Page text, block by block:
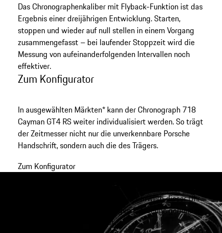
Das Chronographenkaliber mit Flyback-Funktion ist das
Ergebnis einer dreijährigen Entwicklung. Starten,
stoppen und wieder auf null stellen in einem Vorgang
zusammengefasst – bei laufender Stoppzeit wird die
Messung von aufeinanderfolgenden Intervallen noch
effektiver.
Zum Konfigurator
In ausgewählten Märkten* kann der Chronograph 718
Cayman GT4 RS weiter individualisiert werden. So trägt
der Zeitmesser nicht nur die unverkennbare Porsche
Handschrift, sondern auch die des Trägers.
Zum Konfigurator
Bitte berücksichtigen Sie, dass der Erwerb dieser Uhr
an den Besitz des dazugehörigen Fahrzeugs gebunden
ist.